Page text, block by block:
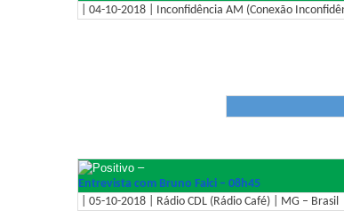
| 04-10-2018 | Inconfidência AM (Conexão
–
Entrevista com Bruno Falci – 08h45
| 05-10-2018 | Rádio CDL (Rádio Café) | MG – Brasil